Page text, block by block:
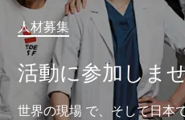
人材募集
活動に参加しま
世界の現場 で、そして日本